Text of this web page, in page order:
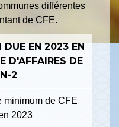
différentes
de CFE.
EN 2023 EN
D'AFFAIRES DE
2
minimum de CFE
2023